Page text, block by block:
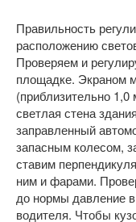
Правильность
расположению
Проверяем и
площадке. Экраном
(приблизительно
светлая стена
заправленный
запасным колесом,
ставим
ним и фарами.
до нормы давление
водителя. Чтобы